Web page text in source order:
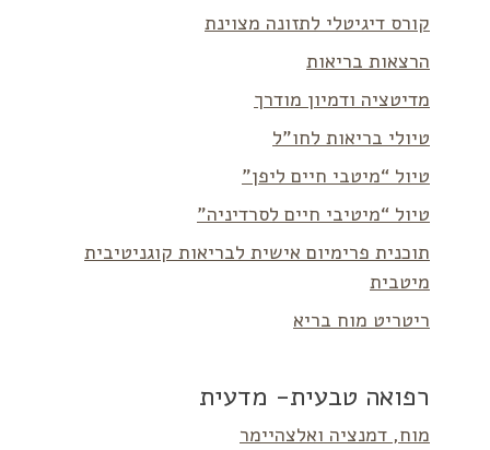
קורס דיגיטלי לתזונה מצוינת
הרצאות בריאות
מדיטציה ודמיון מודרך
טיולי בריאות לחו”ל
טיול “מיטבי חיים ליפן”
טיול “מיטיבי חיים לסרדיניה”
תוכנית פרימיום אישית לבריאות קוגניטיבית
מיטבית
ריטריט מוח בריא
רפואה טבעית- מדעית
מוח, דמנציה ואלצהיימר